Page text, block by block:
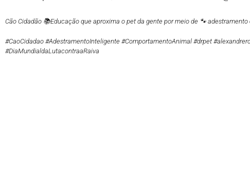
Cão Cidadão 📚Educação que aproxima o pet da gente por meio de 🐾
#CaoCidadao #AdestramentoInteligente #ComportamentoAnimal #drpet
#DiaMundialdaLutacontraaRaiva